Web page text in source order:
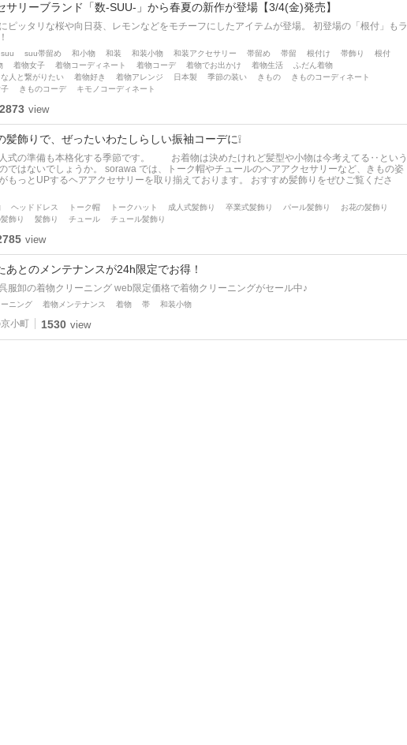
サリーブランド「数-SUU-」から春夏の新作が登場【3/4(金)発売】
ピッタリな桜や向日葵、レモンなどをモチーフにしたアイテムが登場。 初登場の「根付」もラ
suu suu帯留め 和小物 和装 和装小物 和装アクセサリー 帯留め 帯留 根付け 帯飾り
根付
着物女子 着物コーディネート 着物コーデ 着物でお出かけ 着物生活
ふだん着物
人と繋がりたい
着物好き 着物アレンジ 日本製 季節の装い きもの
きものコーディネート
きものコーデ キモノコーディネート
2873 view
髪飾りで、ぜったいわたしらしい振袖コーデに❕
式の準備も本格化する季節です。 お着物は決めたけれど髪型や小物は今考えてる‥という
ではないでしょうか。 sorawa では、トーク帽やチュールのヘアアクセサリーなど、きもの姿
もっとUPするヘアアクセサリーを取り揃えております。 おすすめ髪飾りをぜひご覧くださ
ヘッドドレス トーク帽 トークハット 成人式髪飾り 卒業式髪飾り パール髪飾り
お花の髪飾り
飾り
髪飾り チュール チュール髪飾り
view
あとのメンテナンスが24h限定でお得！
服卸の着物クリーニング web限定価格で着物クリーニングがセール中♪
ニング 着物メンテナンス 着物 帯 和装小物
小町 1530 view